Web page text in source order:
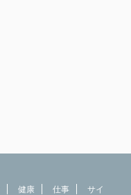
健康 仕事
サイ